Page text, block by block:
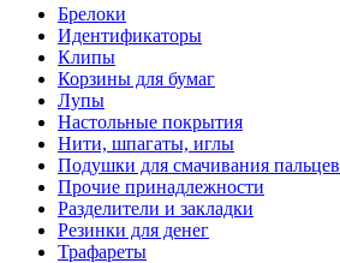
Брелоки
Идентификаторы
Клипы
Корзины для бумаг
Лупы
Настольные покрытия
Нити, шпагаты, иглы
Подушки для смачивания пальцев
Прочие принадлежности
Разделители и закладки
Резинки для денег
Трафареты